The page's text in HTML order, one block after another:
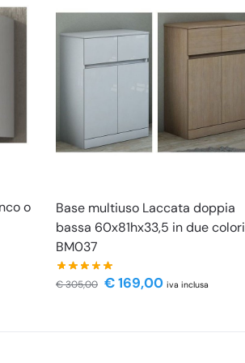
o
Base multiuso Laccata doppia
bassa 60x81hx33,5 in due colori
BM037
€305,00 €169,00 iva inclusa